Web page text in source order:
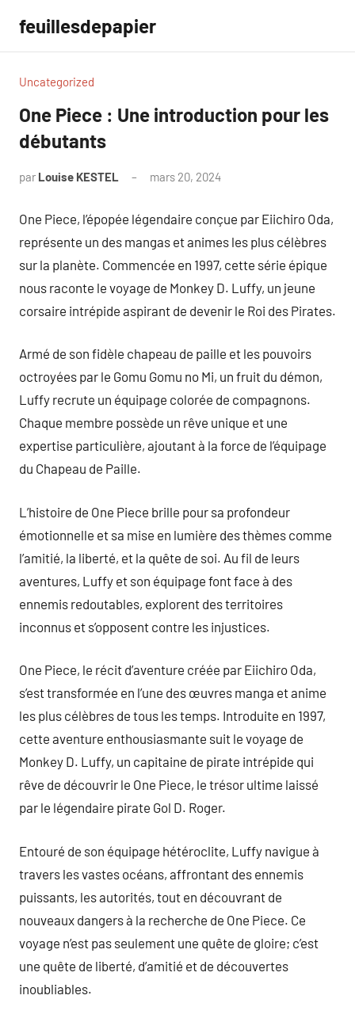
contenu
feuillesdepapier
Uncategorized
One Piece : Une introduction pour les
débutants
par Louise KESTEL mars 20, 2024
One Piece, l’épopée légendaire conçue par Eiichiro Oda,
représente un des mangas et animes les plus célèbres
sur la planète. Commencée en 1997, cette série épique
nous raconte le voyage de Monkey D. Luffy, un jeune
corsaire intrépide aspirant de devenir le Roi des Pirates.
Armé de son fidèle chapeau de paille et les pouvoirs
octroyées par le Gomu Gomu no Mi, un fruit du démon,
Luffy recrute un équipage colorée de compagnons.
Chaque membre possède un rêve unique et une
expertise particulière, ajoutant à la force de l’équipage
du Chapeau de Paille.
L’histoire de One Piece brille pour sa profondeur
émotionnelle et sa mise en lumière des thèmes comme
l’amitié, la liberté, et la quête de soi. Au fil de leurs
aventures, Luffy et son équipage font face à des
ennemis redoutables, explorent des territoires
inconnus et s’opposent contre les injustices.
One Piece, le récit d’aventure créée par Eiichiro Oda,
s’est transformée en l’une des œuvres manga et anime
les plus célèbres de tous les temps. Introduite en 1997,
cette aventure enthousiasmante suit le voyage de
Monkey D. Luffy, un capitaine de pirate intrépide qui
rêve de découvrir le One Piece, le trésor ultime laissé
par le légendaire pirate Gol D. Roger.
Entouré de son équipage hétéroclite, Luffy navigue à
travers les vastes océans, affrontant des ennemis
puissants, les autorités, tout en découvrant de
nouveaux dangers à la recherche de One Piece. Ce
voyage n’est pas seulement une quête de gloire; c’est
une quête de liberté, d’amitié et de découvertes
inoubliables.